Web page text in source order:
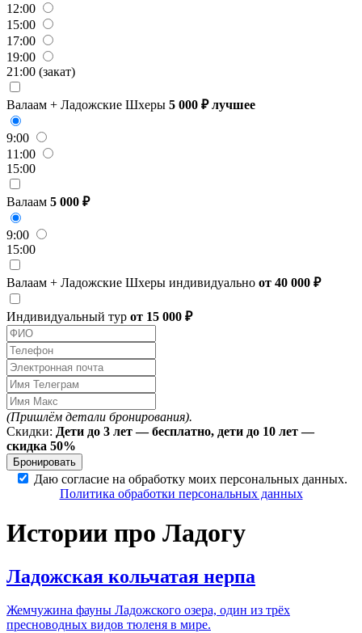
12:00
15:00
17:00
19:00
21:00 (закат)
Валаам + Ладожские Шхеры 5 000 ₽ лучшее
9:00
11:00
15:00
Валаам 5 000 ₽
9:00
15:00
Валаам + Ладожские Шхеры индивидуально от 40 000 ₽
Индивидуальный тур от 15 000 ₽
(Пришлём детали бронирования).
Скидки: Дети до 3 лет — бесплатно, дети до 10 лет —
скидка 50%
Бронировать
Даю согласие на обработку моих персональных данных.
Политика обработки персональных данных
Истории про Ладогу
Ладожская кольчатая нерпа
Жемчужина фауны Ладожского озера, один из трёх
пресноводных видов тюленя в мире.